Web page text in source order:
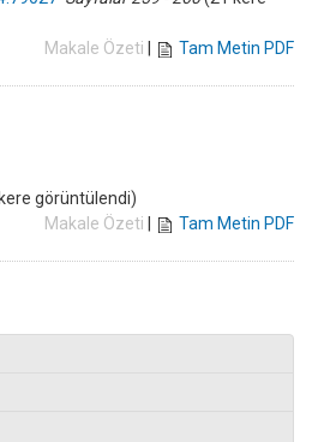
Makale Özeti
Tam Metin PDF
görüntülendi)
Makale Özeti
Tam Metin PDF